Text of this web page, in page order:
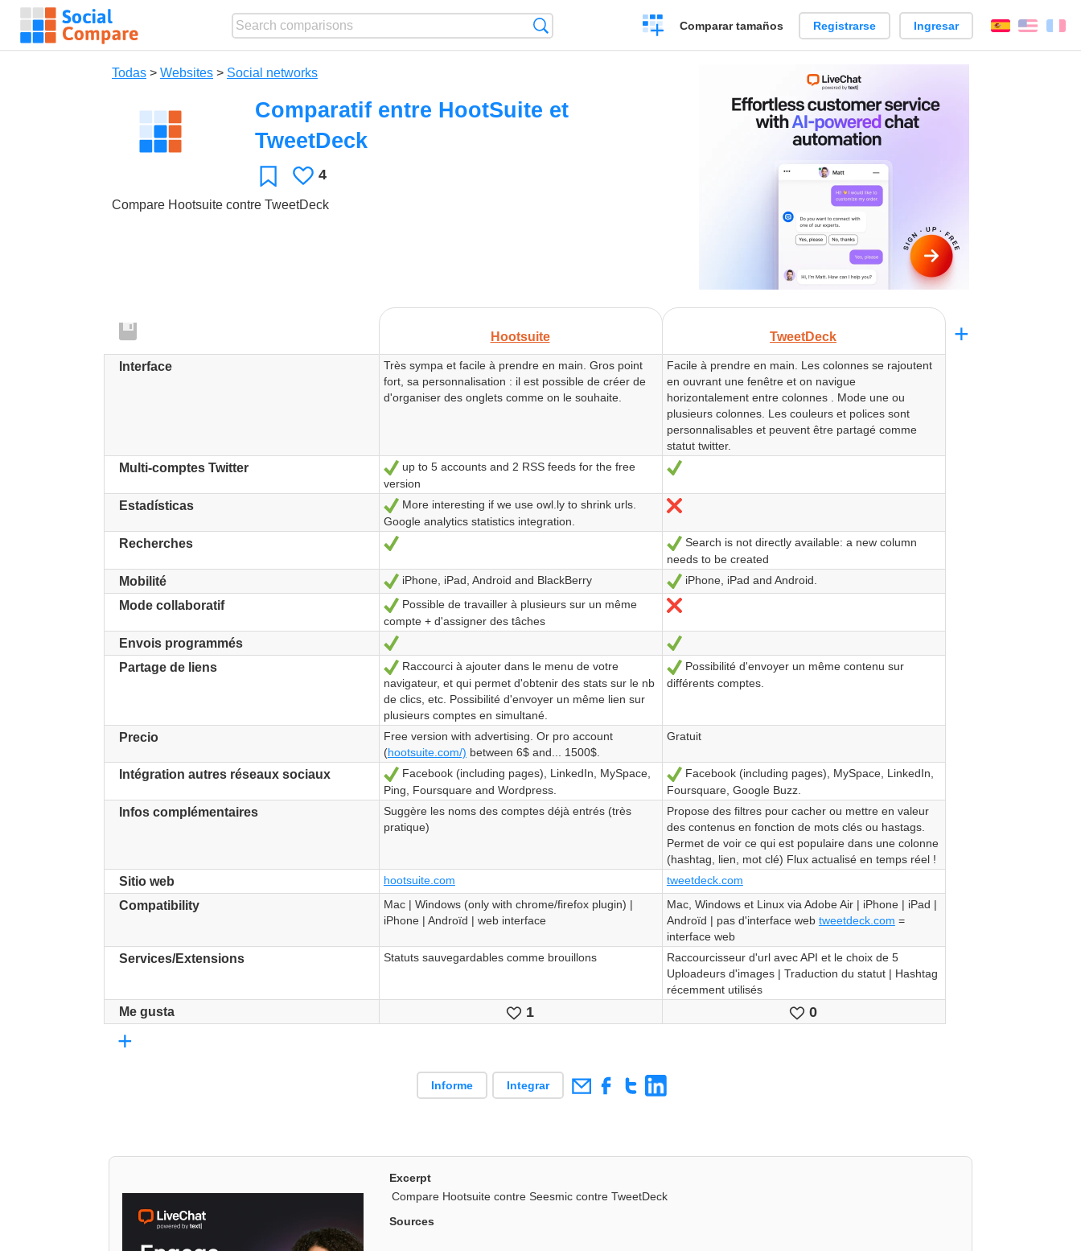
Crear
una
Comparar tamaños Registrarse Ingresar EspañolEnglish
Todas > Websites > Social networks
Comparatif entre HootSuite et
TweetDeck
Favoritos
Le
gusta
4
Compare Hootsuite contre TweetDeck
Hootsuite TweetDeck
Interface
Très sympa et facile à prendre en main. Gros point
fort, sa personnalisation : il est possible de créer de
d'organiser des onglets comme on le souhaite.
Facile à prendre en main. Les colonnes se rajoutent
en ouvrant une fenêtre et on navigue
horizontalement entre colonnes . Mode une ou
plusieurs colonnes. Les couleurs et polices sont
personnalisables et peuvent être partagé comme
statut twitter.
Multi-comptes Twitter Sí
up to 5 accounts and 2 RSS feeds for the free
version
Estadísticas Sí
More interesting if we use owl.ly to shrink urls.
Google analytics statistics integration.
Recherches Sí
Search is not directly available: a new column
needs to be created
Mobilité Sí
iPhone, iPad, Android and BlackBerry Sí
iPhone, iPad and Android.
Mode collaboratif Sí
Possible de travailler à plusieurs sur un même
compte + d'assigner des tâches
Envois programmés
Partage de liens Sí
Raccourci à ajouter dans le menu de votre
navigateur, et qui permet d'obtenir des stats sur le nb
de clics, etc. Possibilité d'envoyer un même lien sur
plusieurs comptes en simultané.
Sí
Possibilité d'envoyer un même contenu sur
différents comptes.
Precio
Free version with advertising. Or pro account
(hootsuite.com/) between 6$ and... 1500$.
Gratuit
Intégration autres réseaux sociaux Sí
Facebook (including pages), LinkedIn, MySpace,
Ping, Foursquare and Wordpress.
Sí
Facebook (including pages), MySpace, LinkedIn,
Foursquare, Google Buzz.
Infos complémentaires
Suggère les noms des comptes déjà entrés (très
pratique)
Propose des filtres pour cacher ou mettre en valeur
des contenus en fonction de mots clés ou hastags.
Permet de voir ce qui est populaire dans une colonne
(hashtag, lien, mot clé) Flux actualisé en temps réel !
Sitio web hootsuite.com tweetdeck.com
Compatibility
Mac | Windows (only with chrome/firefox plugin) |
iPhone | Androïd | web interface
Mac, Windows et Linux via Adobe Air | iPhone | iPad |
Androïd | pas d'interface web tweetdeck.com =
interface web
Services/Extensions Statuts sauvegardables comme brouillons
Raccourcisseur d'url avec API et le choix de 5
Uploadeurs d'images | Traduction du statut | Hashtag
récemment utilisés
Me gusta
Le
gusta
1
Le
gusta
0
+
+
Informe Integrar
Excerpt
Compare Hootsuite contre Seesmic contre TweetDeck
Sources